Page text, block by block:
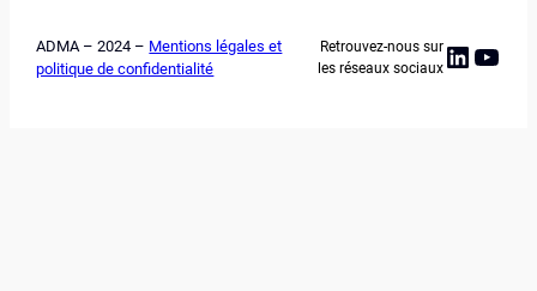
ADMA – 2024 – Mentions légales et
politique de confidentialité
Retrouvez-nous sur
les réseaux sociaux